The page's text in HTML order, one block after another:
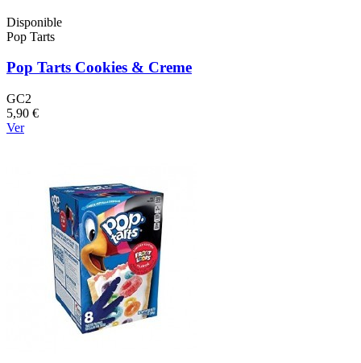
Disponible
Pop Tarts
Pop Tarts Cookies & Creme
GC2
5,90 €
Ver